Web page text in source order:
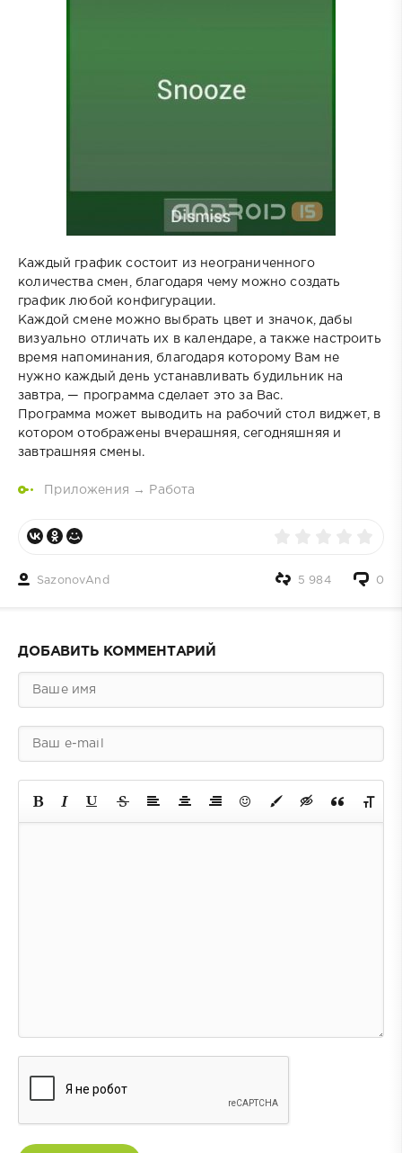
Каждый график состоит из неограниченного
количества смен, благодаря чему можно создать
график любой конфигурации.
Каждой смене можно выбрать цвет и значок, дабы
визуально отличать их в календаре, а также настроить
время напоминания, благодаря которому Вам не
нужно каждый день устанавливать будильник на
завтра, — программа сделает это за Вас.
Программа может выводить на рабочий стол виджет, в
котором отображены вчерашняя, сегодняшняя и
завтрашняя смены.
Приложения → Работа
SazonovAnd 0
5 984
ДОБАВИТЬ КОММЕНТАРИЙ